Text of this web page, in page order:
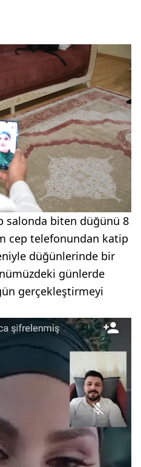
salonda biten düğünü 8
cep telefonundan katip
düğünlerinde bir
günlerde
gerçekleştirmeyi